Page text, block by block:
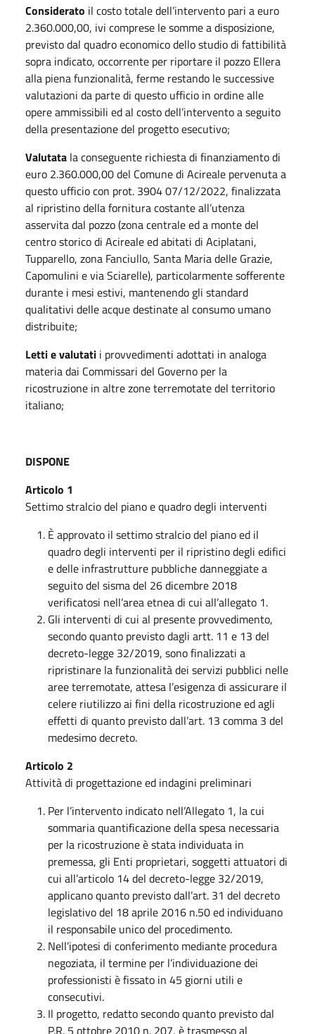
Considerato il costo totale dell’intervento pari a euro
2.360.000,00, ivi comprese le somme a disposizione,
previsto dal quadro economico dello studio di fattibilità
sopra indicato, occorrente per riportare il pozzo Ellera
alla piena funzionalità, ferme restando le successive
valutazioni da parte di questo ufficio in ordine alle
opere ammissibili ed al costo dell’intervento a seguito
della presentazione del progetto esecutivo;
Valutata la conseguente richiesta di finanziamento di
euro 2.360.000,00 del Comune di Acireale pervenuta a
questo ufficio con prot. 3904 07/12/2022, finalizzata
al ripristino della fornitura costante all’utenza
asservita dal pozzo (zona centrale ed a monte del
centro storico di Acireale ed abitati di Aciplatani,
Tupparello, zona Fanciullo, Santa Maria delle Grazie,
Capomulini e via Sciarelle), particolarmente sofferente
durante i mesi estivi, mantenendo gli standard
qualitativi delle acque destinate al consumo umano
distribuite;
Letti e valutati i provvedimenti adottati in analoga
materia dai Commissari del Governo per la
ricostruzione in altre zone terremotate del territorio
italiano;
DISPONE
Articolo 1
Settimo stralcio del piano e quadro degli interventi
È approvato il settimo stralcio del piano ed il
quadro degli interventi per il ripristino degli edifici
e delle infrastrutture pubbliche danneggiate a
seguito del sisma del 26 dicembre 2018
verificatosi nell’area etnea di cui all’allegato 1.
Gli interventi di cui al presente provvedimento,
secondo quanto previsto dagli artt. 11 e 13 del
decreto-legge 32/2019, sono finalizzati a
ripristinare la funzionalità dei servizi pubblici nelle
aree terremotate, attesa l’esigenza di assicurare il
celere riutilizzo ai fini della ricostruzione ed agli
effetti di quanto previsto dall’art. 13 comma 3 del
medesimo decreto.
Articolo 2
Attività di progettazione ed indagini preliminari
Per l’intervento indicato nell’Allegato 1, la cui
sommaria quantificazione della spesa necessaria
per la ricostruzione è stata individuata in
premessa, gli Enti proprietari, soggetti attuatori di
cui all’articolo 14 del decreto-legge 32/2019,
applicano quanto previsto dall’art. 31 del decreto
legislativo del 18 aprile 2016 n.50 ed individuano
il responsabile unico del procedimento.
Nell’ipotesi di conferimento mediante procedura
negoziata, il termine per l’individuazione dei
professionisti è fissato in 45 giorni utili e
consecutivi.
Il progetto, redatto secondo quanto previsto dal
P.R. 5 ottobre 2010 n. 207, è trasmesso al